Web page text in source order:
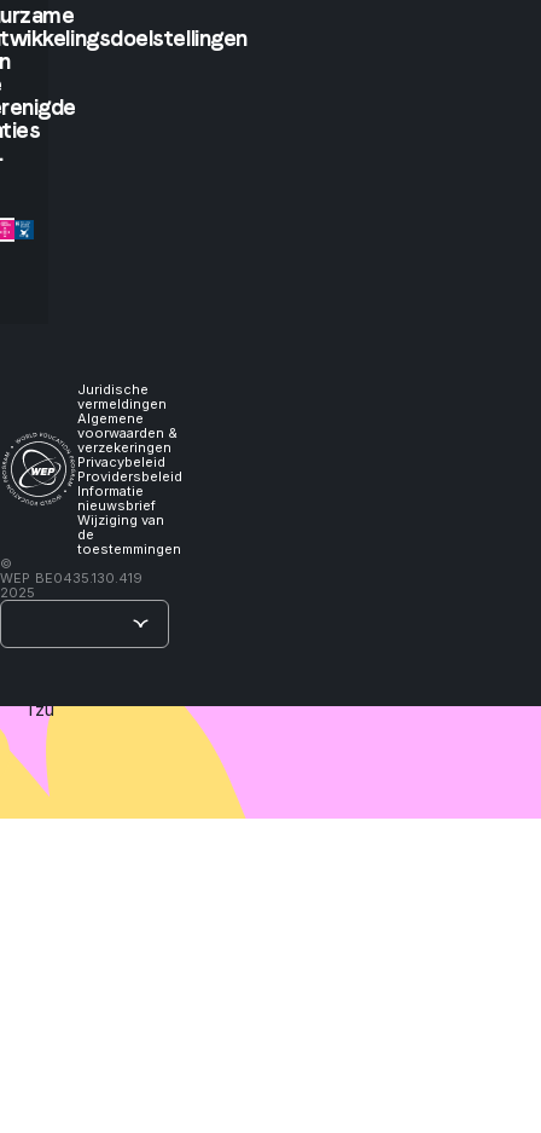
Juridische
vermeldingen
Algemene
voorwaarden &
verzekeringen
Privacybeleid
Providersbeleid
Informatie
nieuwsbrief
Wijziging van
de
toestemmingen
©
WEP
2025
BE0435.130.419
But
if
let
it,
I
will
learn."
Tzu